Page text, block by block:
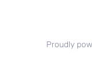
Proudly